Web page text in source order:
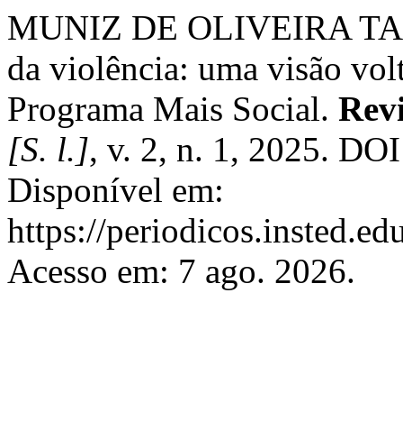
MUNIZ DE OLIVEIRA
da violência: uma visão
Programa Mais Social.
[S. l.], v. 2, n. 1, 2025.
Disponível em:
https://
Acesso em: 7 ago. 2026.